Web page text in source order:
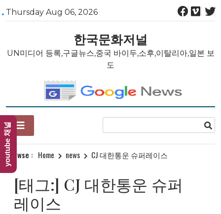
Skip
to
Thursday Aug 06, 2026
한국문화저널
UN미디어 등록,구글뉴스,중국 바이두,소후,이탈리아,일본 보
도
Browse : Home news CJ 대한통운 슈퍼레이스
[태그:] CJ 대한통운 슈퍼
레이스
youtube 채널